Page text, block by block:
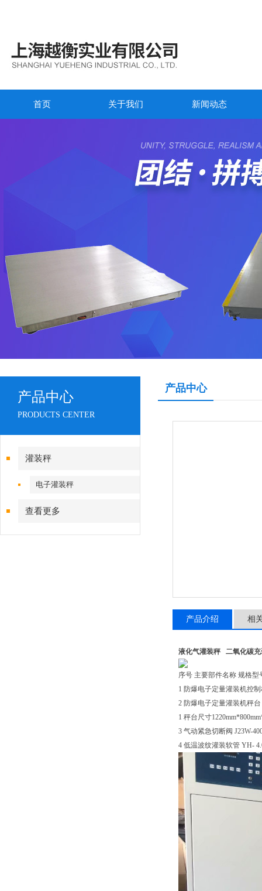
首页 关于我们 新闻动态
产品中心
PRODUCTS CENTER
灌装秤
电子灌装秤
查看更多
产品中心
产品介绍 相
液化气灌装秤 二氧化碳充
序号 主要部件名称 规格型
1 防爆电子定量灌装机控
2 防爆电子定量灌装机秤台
1 秤台尺寸
3 气动紧急切断阀 J23W-
4 低温波纹灌装软管 YH-